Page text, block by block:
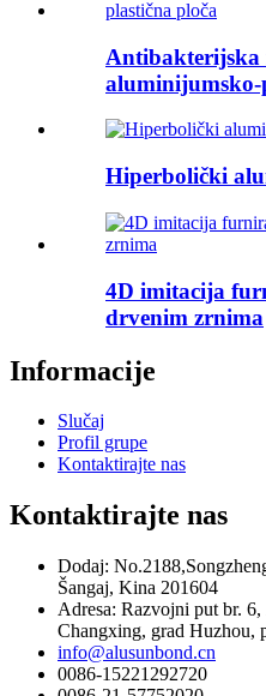
Antibakterijska
aluminijumsko-
Hiperbolički
4D imitacija
drvenim zrnima
Informacije
Slučaj
Profil grupe
Kontaktirajte nas
Kontaktirajte nas
Dodaj:
Šangaj, Kina 201604
Adresa: Razvojni put br.
Changxing, grad Huzhou,
info@alusunbond.cn
0086-15221292720